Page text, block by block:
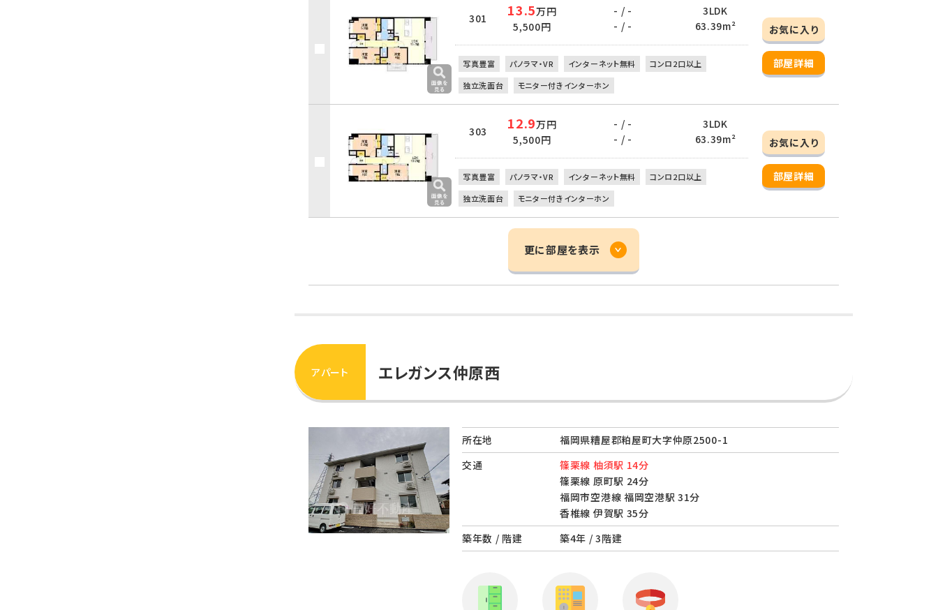
301 13.5万円
5,500円
- / -
- / -
3LDK
63.39m²
お気に入り
部屋詳細
写真豊富 パノラマ・VR インターネット無料
コンロ2口以上
独立洗面台
モニター付きインターホン
303 12.9万円
5,500円
- / -
- / -
3LDK
63.39m²
お気に入り
部屋詳細
写真豊富 パノラマ・VR インターネット無料
コンロ2口以上
独立洗面台
モニター付きインターホン
更に部屋を表示
アパート エレガンス仲原西
所在地
福岡県糟屋郡粕屋町大字仲原2500-1
交通
篠栗線 柚須駅 14分
篠栗線 原町駅 24分
福岡市空港線 福岡空港駅 31分
香椎線 伊賀駅 35分
築年数 / 階建
築4年 / 3階建